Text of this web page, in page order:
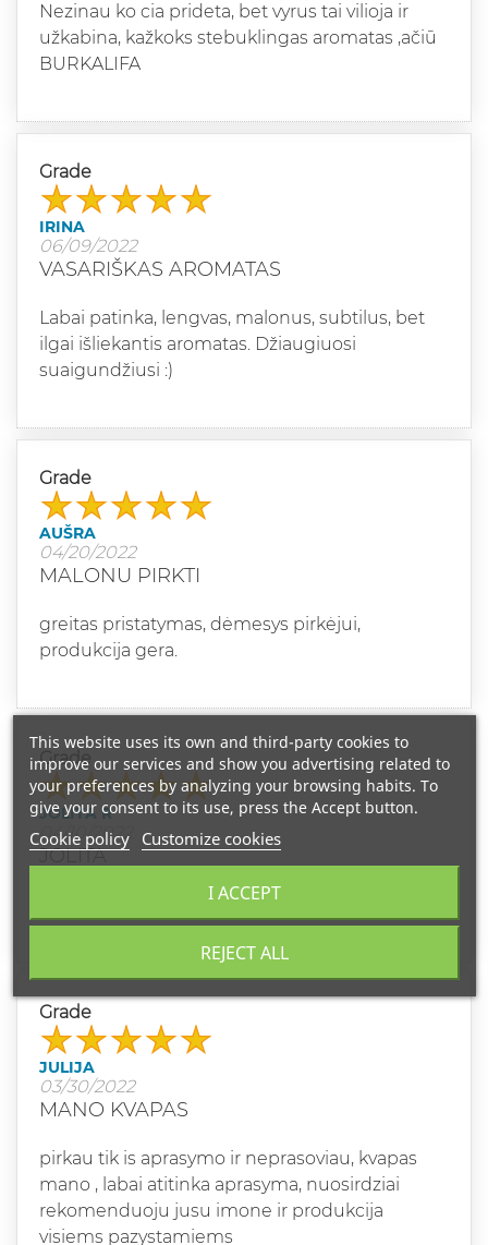
Nezinau ko cia prideta, bet vyrus tai vilioja ir
užkabina, kažkoks stebuklingas aromatas ,ačiū
BURKALIFA
Grade
IRINA
06/09/2022
VASARIŠKAS AROMATAS
Labai patinka, lengvas, malonus, subtilus, bet
ilgai išliekantis aromatas. Džiaugiuosi
suaigundžiusi :)
Grade
AUŠRA
04/20/2022
MALONU PIRKTI
greitas pristatymas, dėmesys pirkėjui,
produkcija gera.
Grade
JOLITA R
04/10/2022
JOLITA
Kvepalai nuostabūs, greitas pristatymas. Ačiū!
Grade
JULIJA
03/30/2022
MANO KVAPAS
pirkau tik is aprasymo ir neprasoviau, kvapas
mano , labai atitinka aprasyma, nuosirdziai
rekomenduoju jusu imone ir produkcija
visiems pazystamiems
This website uses its own and third-party cookies to
improve our services and show you advertising related to
your preferences by analyzing your browsing habits. To
give your consent to its use, press the Accept button.
Cookie policy Customize cookies
REJECT ALL
I ACCEPT